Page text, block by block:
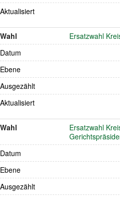
Aktualisiert
Wahl
Ersatzwahl
Datum
Ebene
Ausgezählt
Aktualisiert
Wahl
Ersatzwahl
Datum
Ebene
Ausgezählt